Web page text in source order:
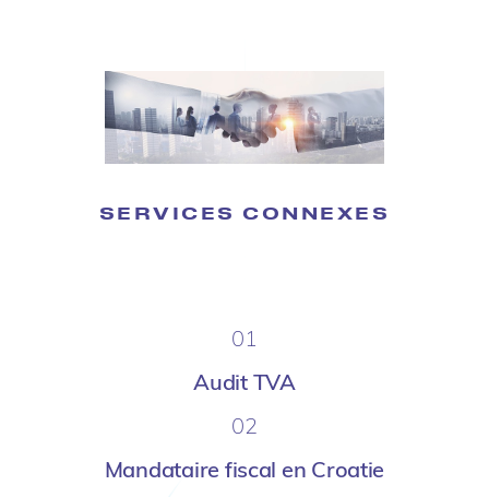
SERVICES CONNEXES
01
Audit TVA
02
Mandataire fiscal en Croatie